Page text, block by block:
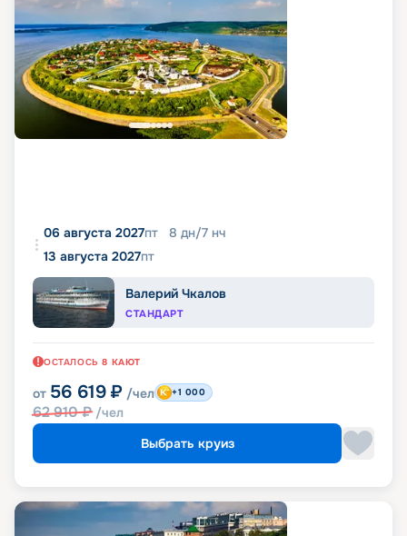
06 августа 2027пт 8 дн/7 нч
13 августа 2027пт
Валерий Чкалов
СТАНДАРТ
ОСТАЛОСЬ 8 КАЮТ
от 56 619 ₽ /чел
62 910₽ /чел
+1 000
Выбрать круиз